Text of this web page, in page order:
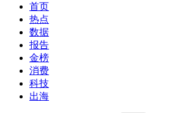
首页
热点
数据
报告
金榜
消费
科技
出海